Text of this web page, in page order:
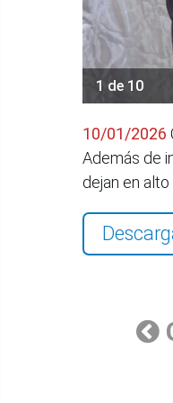
1 de 10
10/01/2026
Además de
dejan en